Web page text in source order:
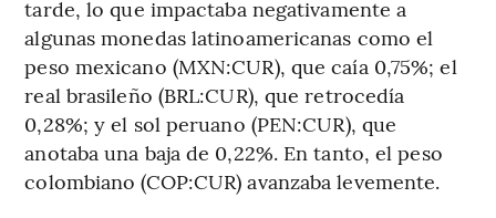
tarde, lo que impactaba negativamente a
algunas monedas latinoamericanas como el
peso mexicano (MXN:CUR), que caía 0,75%; el
real brasileño (BRL:CUR), que retrocedía
0,28%; y el sol peruano (PEN:CUR), que
anotaba una baja de 0,22%. En tanto, el peso
colombiano (COP:CUR) avanzaba levemente.